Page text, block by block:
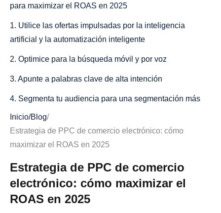
para maximizar el ROAS en 2025
1. Utilice las ofertas impulsadas por la inteligencia
artificial y la automatización inteligente
2. Optimice para la búsqueda móvil y por voz
3. Apunte a palabras clave de alta intención
4. Segmenta tu audiencia para una segmentación más
precisa
5. Aproveche el remarketing dinámico
7. Incorpore anuncios de vídeo para una mayor
participación
Errores comunes de PPC de comercio electrónico que se
Inicio/Blog/
Estrategia de PPC de comercio electrónico: cómo
maximizar el ROAS en 2025
Estrategia de PPC de comercio
electrónico: cómo maximizar el
ROAS en 2025